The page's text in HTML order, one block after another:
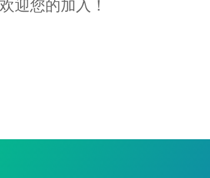
迎您的加入！